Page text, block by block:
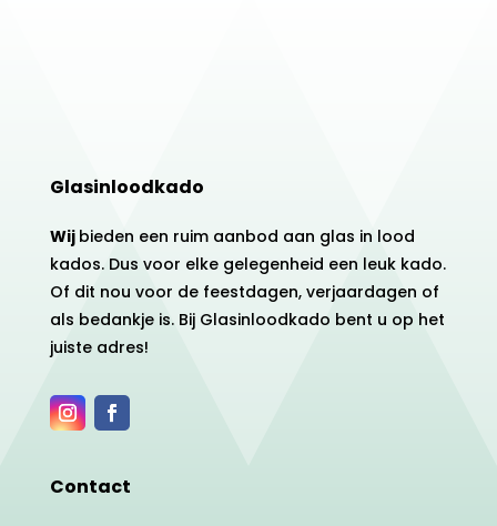
Glasinloodkado
Wij bieden een ruim aanbod aan glas in lood
kados. Dus voor elke gelegenheid een leuk kado.
Of dit nou voor de feestdagen, verjaardagen of
als bedankje is. Bij Glasinloodkado bent u op het
juiste adres!
Contact